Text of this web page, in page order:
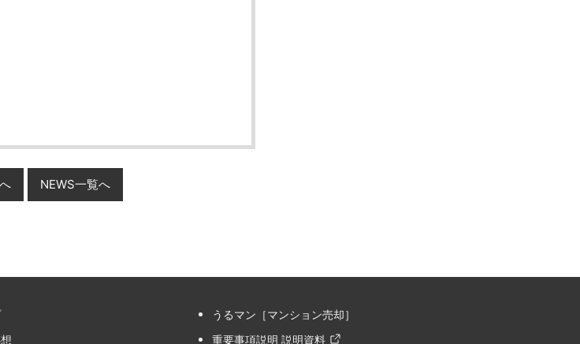
NEWS一覧へ
うるマン［マンション売却］
重要事項説明 説明資料